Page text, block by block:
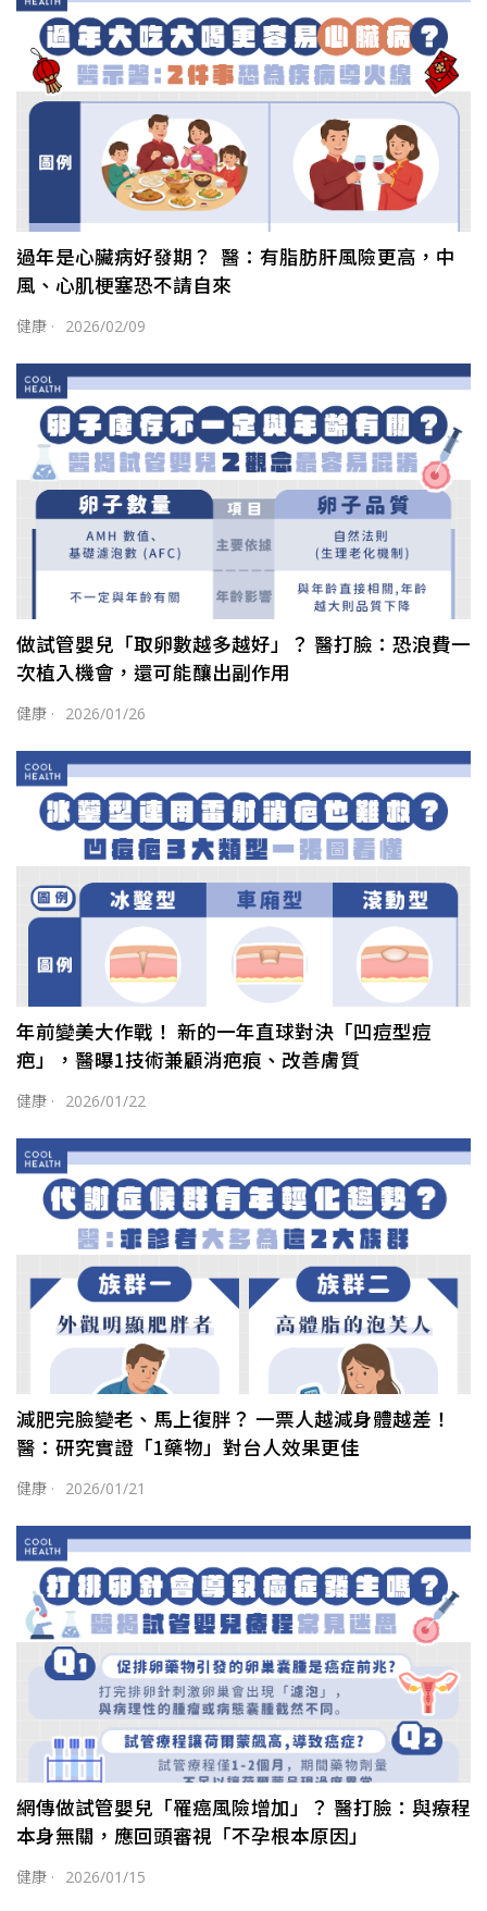
過年是心臟病好發期？ 醫：有脂肪肝風險更高，中
風、心肌梗塞恐不請自來
健康 · 2026/02/09
做試管嬰兒「取卵數越多越好」？ 醫打臉：恐浪費一
次植入機會，還可能釀出副作用
健康 · 2026/01/26
年前變美大作戰！ 新的一年直球對決「凹痘型痘
疤」，醫曝1技術兼顧消疤痕、改善膚質
健康 · 2026/01/22
減肥完臉變老、馬上復胖？ 一票人越減身體越差！
醫：研究實證「1藥物」對台人效果更佳
健康 · 2026/01/21
網傳做試管嬰兒「罹癌風險增加」？ 醫打臉：與療程
本身無關，應回頭審視「不孕根本原因」
健康 · 2026/01/15